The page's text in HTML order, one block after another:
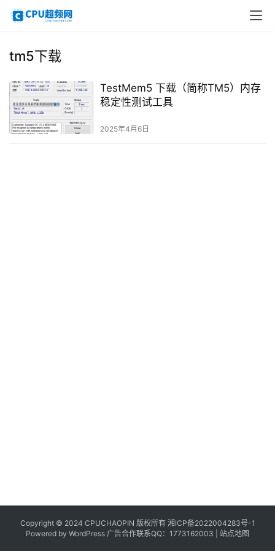
tm5下载
TestMem5 下载（简称TM5）内存
稳定性测试工具
2025年4月6日
Copyright © 2024 CPUCHAOPIN 版权所有 湘ICP备2022004283号-1
Powered by WordPress 广告合作联系QQ：1773162003 | 站点地图